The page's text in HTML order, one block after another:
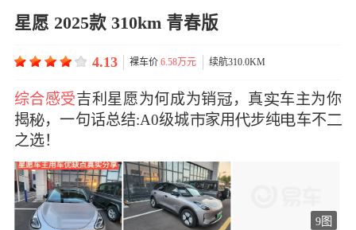
星愿 2025款 310km 青春版
4.13 裸车价6.58万元 续航310.0KM
综合感受吉利星愿为何成为销，真车主为你
揭，一句话总结:A0级城家用步纯车不
之选！
9图